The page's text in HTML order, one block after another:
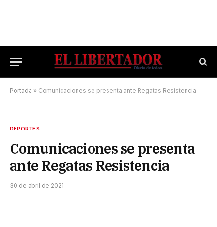
Portada » Comunicaciones se presenta ante Regatas Resistencia
DEPORTES
Comunicaciones se presenta
ante Regatas Resistencia
30 de abril de 2021